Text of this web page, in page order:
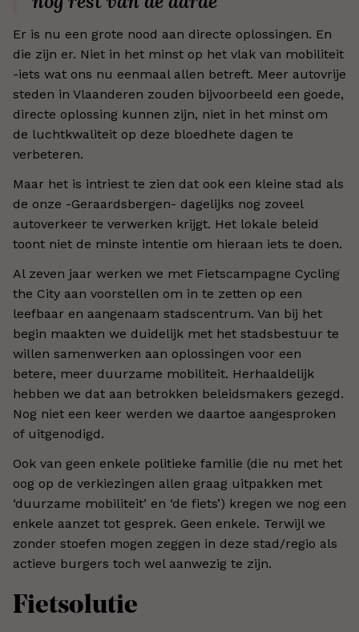
Er is nu een grote nood aan directe oplossingen. En
die zijn er. Niet in het minst op het vlak van mobiliteit
-iets wat ons nu eenmaal allen betreft. Meer autovrije
steden in Vlaanderen zouden bijvoorbeeld een goede,
directe oplossing kunnen zijn, niet in het minst om
de luchtkwaliteit op deze bloedhete dagen te
verbeteren.
Maar het is intriest te zien dat ook een kleine stad als
de onze -Geraardsbergen- dagelijks nog zoveel
autoverkeer te verwerken krijgt. Het lokale beleid
toont niet de minste intentie om hieraan iets te doen.
Al zeven jaar werken we met Fietscampagne Cycling
the City aan voorstellen om in te zetten op een
leefbaar en aangenaam stadscentrum. Van bij het
begin maakten we duidelijk met het stadsbestuur te
willen samenwerken aan oplossingen voor een
betere, meer duurzame mobiliteit. Herhaaldelijk
hebben we dat aan betrokken beleidsmakers gezegd.
Nog niet een keer werden we daartoe aangesproken
of uitgenodigd.
Ook van geen enkele politieke familie (die nu met het
oog op de verkiezingen allen graag uitpakken met
‘duurzame mobiliteit’ en ‘de fiets’) kregen we nog een
enkele aanzet tot gesprek. Geen enkele. Terwijl we
zonder stoefen mogen zeggen in deze stad/regio als
actieve burgers toch wel aanwezig te zijn.
Fietsolutie